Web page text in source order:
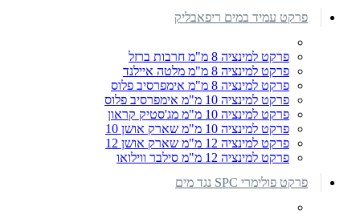
פרקט עמיד במים ריפאבליק
פרקט למינציה 8 מ"מ חרבות ברזל
פרקט למינציה 8 מ"מ מלטה איילנד
פרקט למינציה 8 מ"מ אימפרסיב פלוס
פרקט למינציה 10 מ"מ אימפרסיב פלוס
פרקט למינציה 10 מ"מ מג'סטיק קראון
פרקט למינציה 10 מ"מ שארק אושן 10
פרקט למינציה 12 מ"מ שארק אושן 12
פרקט למינציה 12 מ"מ סילבר ווילואו
פרקט פולימרי SPC נגד מים